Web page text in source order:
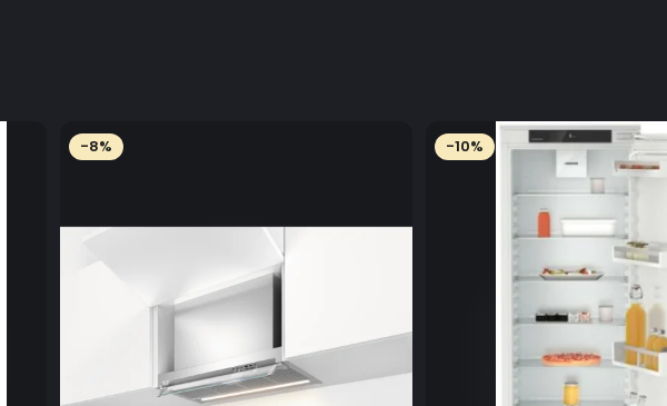
Savuraţi
generează
fructelor de
maestru al
-8% -10%